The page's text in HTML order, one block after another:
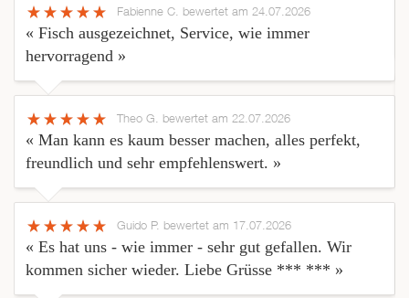
Fabienne C. bewertet am 24.07.2026
« Fisch ausgezeichnet, Service, wie immer
hervorragend »
Theo G. bewertet am 22.07.2026
« Man kann es kaum besser machen, alles perfekt,
freundlich und sehr empfehlenswert. »
Guido P. bewertet am 17.07.2026
« Es hat uns - wie immer - sehr gut gefallen. Wir
kommen sicher wieder. Liebe Grüsse *** *** »